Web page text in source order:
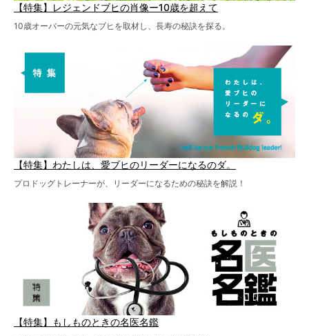
【特集】レジェンドブヒの肖像ー10歳を超えて
10歳オーバーの元気なブヒを取材し、長寿の秘訣を探る。
【特集】わたしは、愛ブヒのリーダーになるのダ。
プロドッグトレーナーが、リーダーになるための秘訣を解説！
【特集】もしものときの名医名鑑